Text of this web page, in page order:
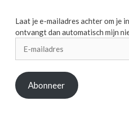
Laat je e-mailadres achter om je
ontvangt dan automatisch mijn
mailadres
Abonneer